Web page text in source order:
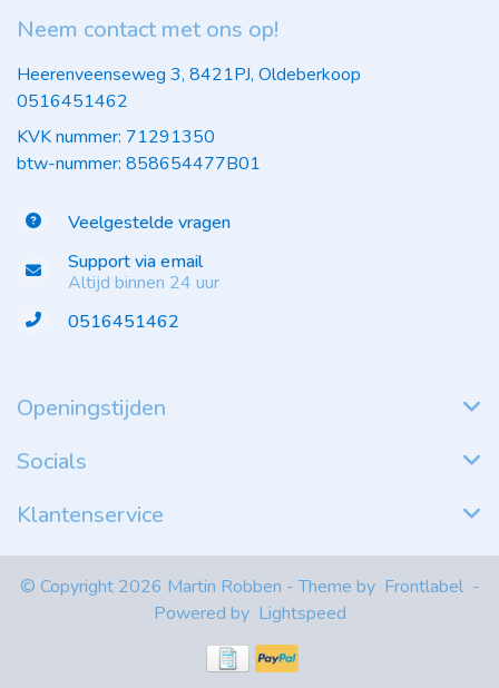
Neem contact met ons op!
Heerenveenseweg 3, 8421PJ, Oldeberkoop
0516451462
KVK nummer: 71291350
btw-nummer: 858654477B01
Veelgestelde vragen
Support via email
Altijd binnen 24 uur
0516451462
Openingstijden
Socials
Klantenservice
© Copyright 2026 Martin Robben - Theme by Frontlabel -
Powered by Lightspeed